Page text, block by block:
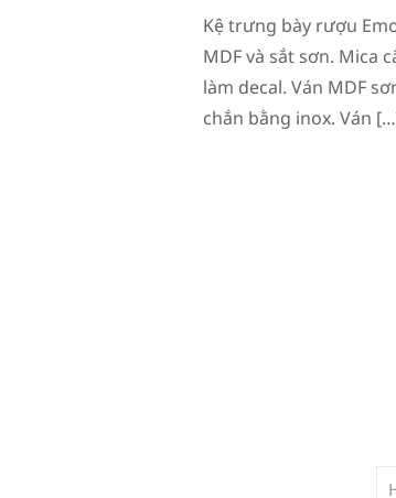
Kệ trưng bày rượu
MDF và sắt sơn. Mica
làm decal. Ván MDF
chắn bằng inox. Ván